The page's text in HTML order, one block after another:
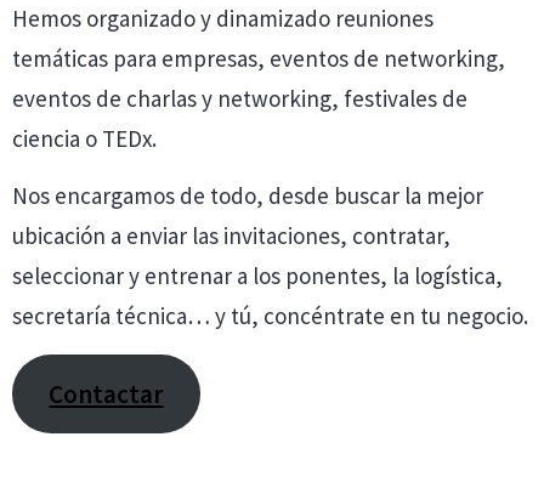
Hemos organizado y dinamizado reuniones
temáticas para empresas, eventos de networking,
eventos de charlas y networking, festivales de
ciencia o TEDx.
Nos encargamos de todo, desde buscar la mejor
ubicación a enviar las invitaciones, contratar,
seleccionar y entrenar a los ponentes, la logística,
secretaría técnica… y tú, concéntrate en tu negocio.
Contactar